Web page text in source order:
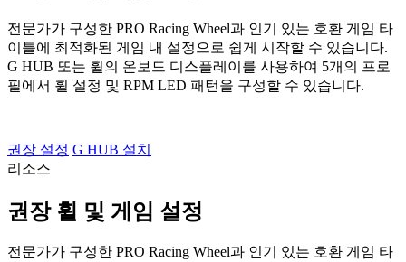
전문가가 구성한 PRO Racing Wheel과 인기 있는 호환 게임 타
이틀에 최적화된 게임 내 설정으로 쉽게 시작할 수 있습니다.
G HUB 또는 휠의 온보드 디스플레이를 사용하여 5개의 프로
필에서 휠 설정 및 RPM LED 패턴을 구성할 수 있습니다.
권장 설정 G HUB 설치
리소스
권장 휠 및 게임 설정
전문가가 구성한 PRO Racing Wheel과 인기 있는 호환 게임 타